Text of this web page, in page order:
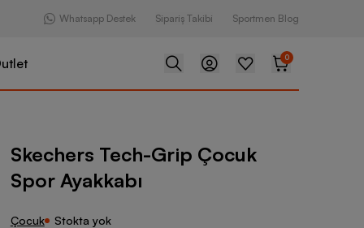
Whatsapp Destek Sipariş Takibi Sportmen Blog
0
Grip Çocuk Spor Ayakkabı
Skechers Tech-Grip Çocuk
Spor Ayakkabı
Çocuk Stokta yok